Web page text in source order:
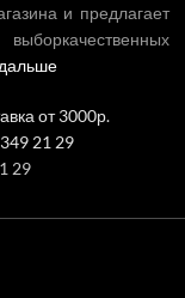
и предлагает
от 3000р.
21 29
29